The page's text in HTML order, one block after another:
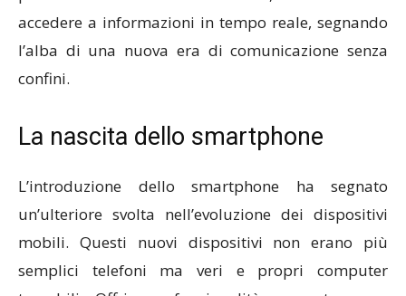
accedere a informazioni in tempo reale, segnando
l’alba di una nuova era di comunicazione senza
confini.
La nascita dello smartphone
L’introduzione dello smartphone ha segnato
un’ulteriore svolta nell’evoluzione dei dispositivi
mobili. Questi nuovi dispositivi non erano più
semplici telefoni ma veri e propri computer